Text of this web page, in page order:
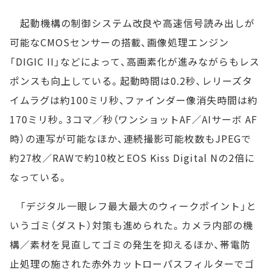
起動機構の制御システム改良や高速信号読み出しが
可能なCMOSセンサーの搭載、画像処理エンジン
「DIGIC II」などによって、高画素化が進みながらもレス
ポンスも向上している。起動時間は0.2秒、レリーズタ
イムラグは約100ミリ秒、ファインダー像消失時間は約
170ミリ秒。3コマ／秒（ワンショットAF／AIサーボ AF
時）の連写が可能なほか、連続撮影可能枚数もJPEGで
約27枚／RAWで約10枚とEOS Kiss Digital Nの2倍に
なっている。
「デジタル一眼レフ最大最大のウィークポイント」と
いうゴミ（ダスト）対策も進められた。カメラ内部の機
構／素材を見直してゴミの発生を抑えるほか、帯電防
止処理の施された赤外カットローパスフィルターでゴ